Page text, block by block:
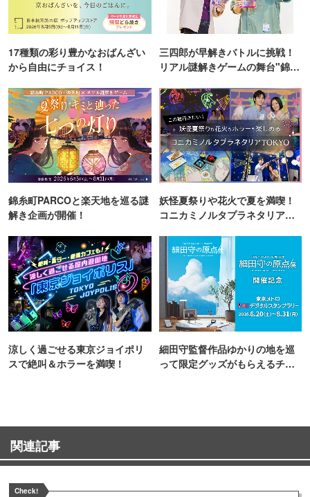
17種類の彩り豊かなおばんざい
から自由にチョイス！
三四郎が早解きバトルに挑戦！
リアル謎解きゲームの舞台"錦糸
錦糸町PARCOと楽天地を巡る謎
解き企画が開催！
妖怪夏祭りや花火で夏を満喫！
コニカミノルタプラネタリア
涼しく過ごせる東京ジョイポリ
スで絶叫＆ホラーを満喫！
細田守監督作品ゆかりの地を巡
って限定グッズがもらえるチャ
関連記事
Check!